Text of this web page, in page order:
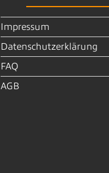
Impressum
Datenschutzerklärung
FAQ
AGB